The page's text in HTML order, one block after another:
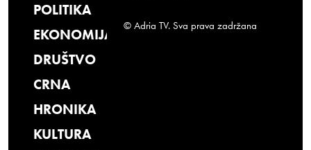
POLITIKA
EKONOMIJA
DRUŠTVO
CRNA
HRONIKA
KULTURA
© Adria TV. Sva prava zadržana